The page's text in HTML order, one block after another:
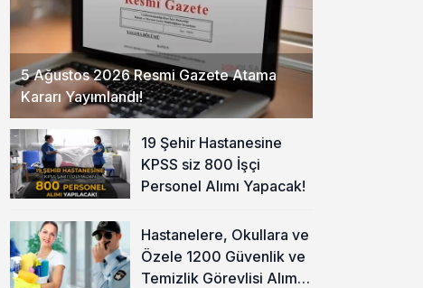
5 Ağustos 2026 Resmi Gazete Atama
Kararı Yayımlandı!
19 Şehir Hastanesine
KPSS siz 800 İşçi
Personel Alımı Yapacak!
Hastanelere, Okullara ve
Özele 1200 Güvenlik ve
Temizlik Görevlisi Alımı